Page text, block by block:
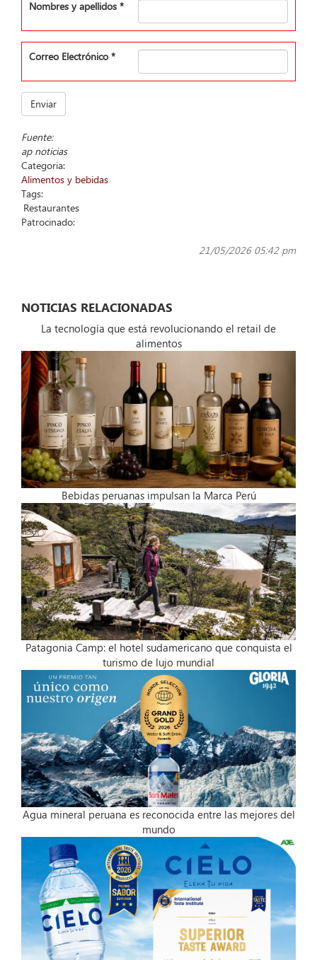
Nombres y apellidos *
Correo Electrónico *
Enviar
Fuente:
ap noticias
Categoria:
Alimentos y bebidas
Tags:
Restaurantes
Patrocinado:
21/05/2026 05:42 pm
NOTICIAS RELACIONADAS
La tecnología que está revolucionando el retail de
alimentos
Bebidas peruanas impulsan la Marca Perú
Patagonia Camp: el hotel sudamericano que conquista el
turismo de lujo mundial
Agua mineral peruana es reconocida entre las mejores del
mundo